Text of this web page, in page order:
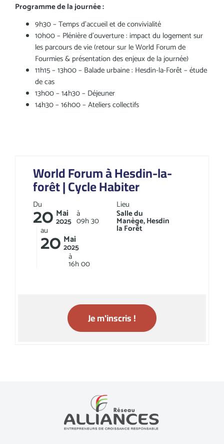
Programme de la journée :
9h30 – Temps d'accueil et de convivialité
10h00 – Plénière d’ouverture : impact du logement sur
les parcours de vie (retour sur le World Forum de
Fourmies & présentation des enjeux de la journée)
11h15 – 13h00 – Balade urbaine : Hesdin-la-Forêt – étude
de cas
13h00 – 14h30 – Déjeuner
14h30 – 16h00 – Ateliers collectifs
World Forum à Hesdin-la-
forêt | Cycle Habiter
Du
20 Mai
2025
à
09h30
au
20 Mai
2025
à
16h00
Lieu
Salle du
Manège, Hesdin
la Forêt
Je m'inscris !